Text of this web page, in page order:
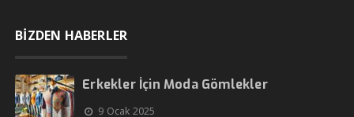
BİZDEN HABERLER
Erkekler İçin Moda Gömlekler
9 Ocak 2025